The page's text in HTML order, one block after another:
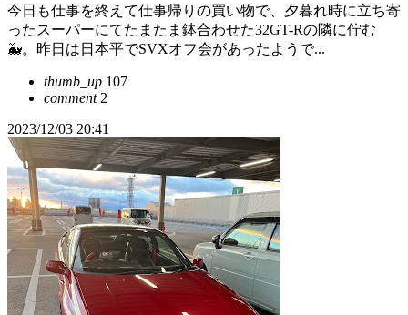
今日も仕事を終えて仕事帰りの買い物で、夕暮れ時に立ち寄
ったスーパーにてたまたま鉢合わせた32GT-Rの隣に佇む
🐳。昨日は日本平でSVXオフ会があったようで...
thumb_up 107
comment2
2023/12/03 20:41